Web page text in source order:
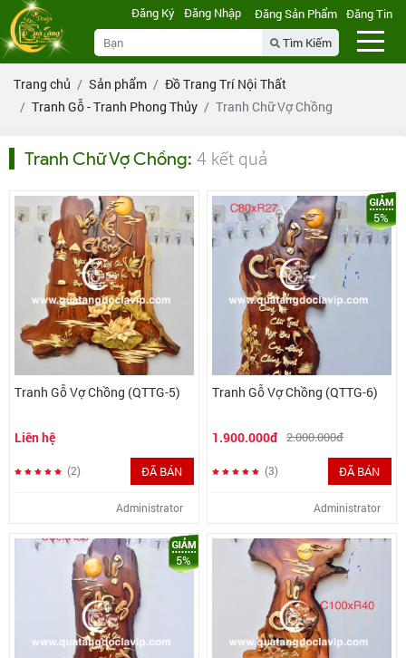
Tìm Kiếm
Đăng Ký Đăng Nhập Đăng Sản Phẩm Đăng Tin
Trang chủ Sản phẩm
Đồ Trang Trí Nội Thất
Tranh Gỗ - Tranh Phong Thủy
Tranh Chữ Vợ Chồng
Tranh Chữ Vợ Chồng: 4 kết quả
Tranh Gỗ Vợ Chồng (QTTG-5)
Liên hệ
(2) ĐÃ BÁN
Administrator
Tranh Gỗ Vợ Chồng (QTTG-6)
1.900.000đ 2.000.000đ
5%
(3) ĐÃ BÁN
Administrator
5%